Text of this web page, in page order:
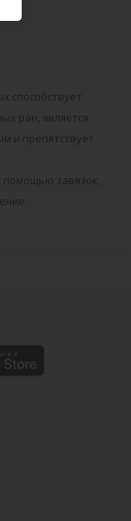
способствует
ран, является
и препятствует
завязок,